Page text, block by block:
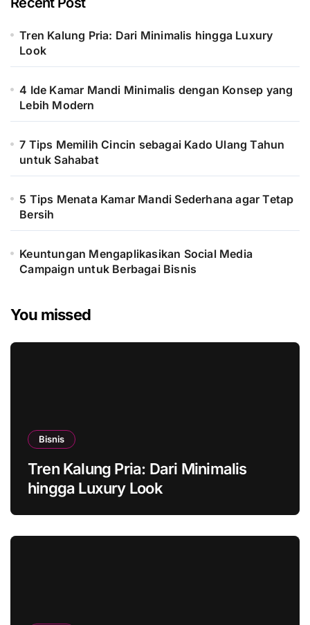
Tren Kalung Pria: Dari Minimalis hingga Luxury
Look
4 Ide Kamar Mandi Minimalis dengan Konsep yang
Lebih Modern
7 Tips Memilih Cincin sebagai Kado Ulang Tahun
untuk Sahabat
5 Tips Menata Kamar Mandi Sederhana agar Tetap
Bersih
Keuntungan Mengaplikasikan Social Media
Campaign untuk Berbagai Bisnis
You missed
Bisnis
Tren Kalung Pria: Dari Minimalis
hingga Luxury Look